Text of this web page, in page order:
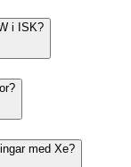
i ISK?
med Xe?